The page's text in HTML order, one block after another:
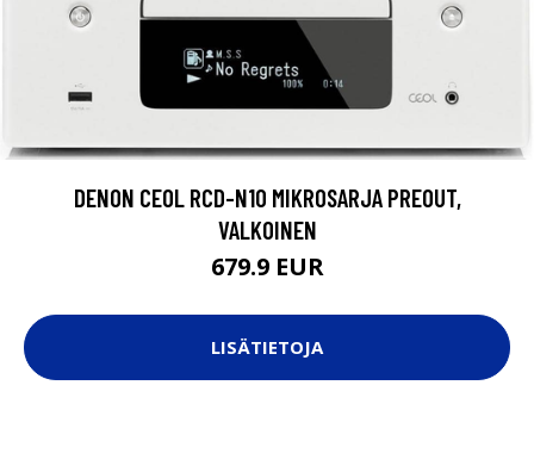
DENON CEOL RCD-N10 MIKROSARJA PREOUT,
VALKOINEN
679.9 EUR
LISÄTIETOJA